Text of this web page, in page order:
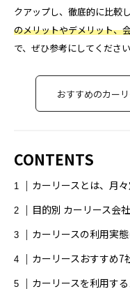
クアップし、徹底的に比較
のメリットやデメリット、
で、ぜひ参考にしてください
おすすめのカー
CONTENTS
カーリースとは、月
目的別 カーリース会
カーリースの利用実
カーリースおすすめ7
カーリースを利用す
パーソナルジム女性
パーソナルトレーニ
ホワイトニング
ママ向け マン
メンズ医療脱毛